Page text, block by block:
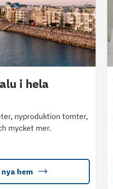
i hela
nyproduktion tomter,
mycket mer.
hem